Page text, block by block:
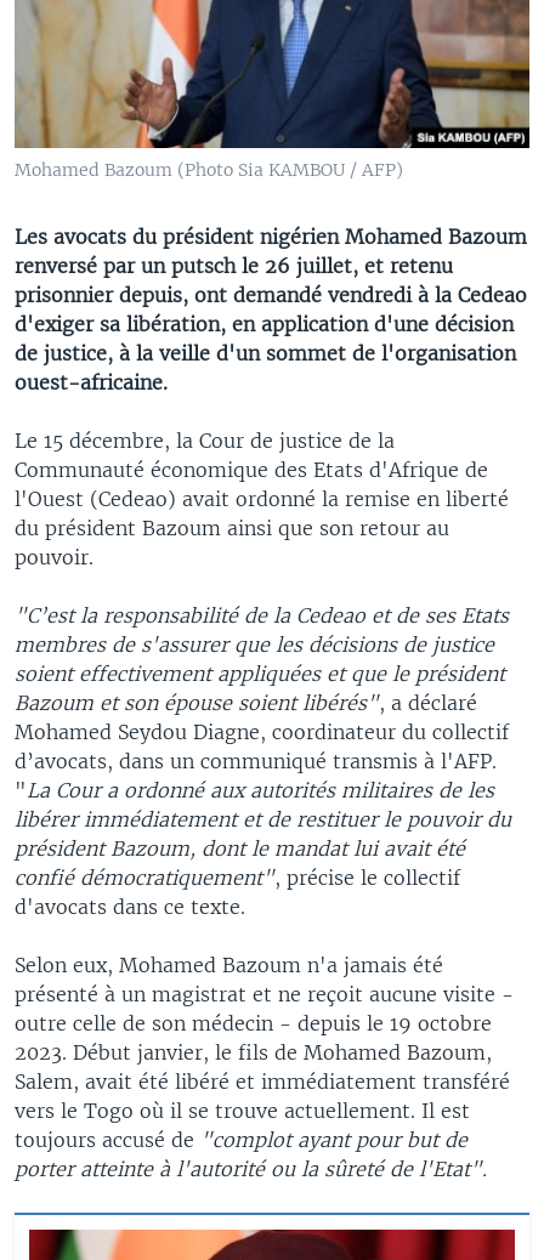
Mohamed Bazoum (Photo Sia KAMBOU / AFP)
Les avocats du président nigérien Mohamed Bazoum
renversé par un putsch le 26 juillet, et retenu
prisonnier depuis, ont demandé vendredi à la Cedeao
d'exiger sa libération, en application d'une décision
de justice, à la veille d'un sommet de l'organisation
ouest-africaine.
Le 15 décembre, la Cour de justice de la
Communauté économique des Etats d'Afrique de
l'Ouest (Cedeao) avait ordonné la remise en liberté
du président Bazoum ainsi que son retour au
pouvoir.
"C’est la responsabilité de la Cedeao et de ses Etats
membres de s'assurer que les décisions de justice
soient effectivement appliquées et que le président
Bazoum et son épouse soient libérés", a déclaré
Mohamed Seydou Diagne, coordinateur du collectif
d’avocats, dans un communiqué transmis à l'AFP.
" La Cour a ordonné aux autorités militaires de les
libérer immédiatement et de restituer le pouvoir du
président Bazoum, dont le mandat lui avait été
confié démocratiquement", précise le collectif
d'avocats dans ce texte.
Selon eux, Mohamed Bazoum n'a jamais été
présenté à un magistrat et ne reçoit aucune visite -
outre celle de son médecin - depuis le 19 octobre
2023. Début janvier, le fils de Mohamed Bazoum,
Salem, avait été libéré et immédiatement transféré
vers le Togo où il se trouve actuellement. Il est
toujours accusé de "complot ayant pour but de
porter atteinte à l'autorité ou la sûreté de l'Etat".